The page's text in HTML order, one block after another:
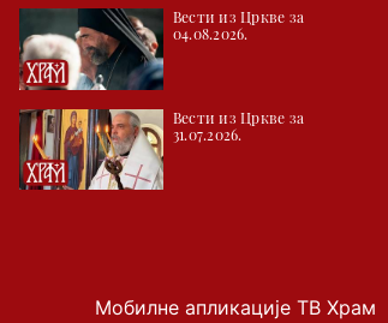
Вести из Цркве за
04.08.2026.
Вести из Цркве за
31.07.2026.
Мобилне апликације ТВ Храм